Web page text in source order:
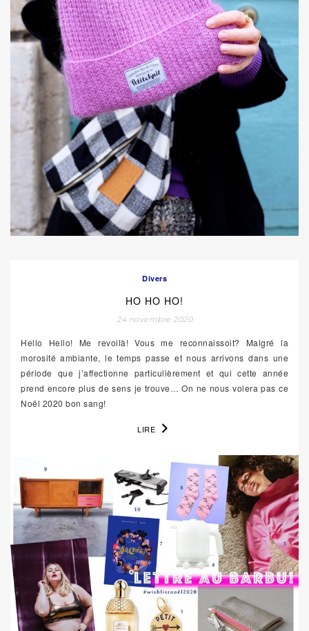
Divers
HO HO HO!
24 novembre 2020
Hello Hello! Me revoilà! Vous me reconnaissoit? Malgré la
morosité ambiante, le temps passe et nous arrivons dans une
période que j’affectionne particulièrement et qui cette année
prend encore plus de sens je trouve… On ne nous volera pas ce
Noël 2020 bon sang!
LIRE